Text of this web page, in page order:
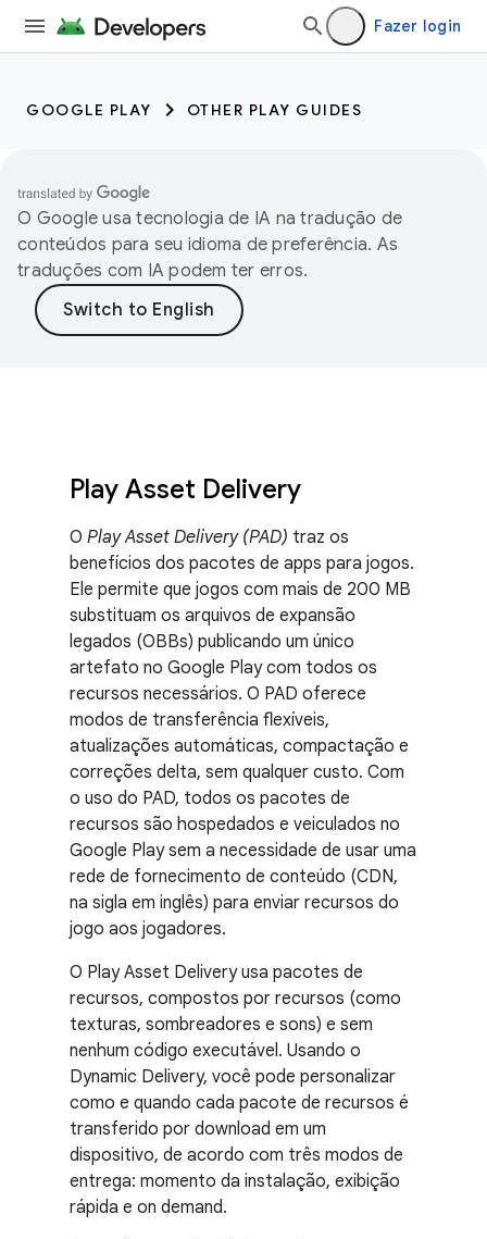
Fazer login
GOOGLE PLAY OTHER PLAY GUIDES
O Google usa tecnologia de IA na tradução de
conteúdos para seu idioma de preferência. As
traduções com IA podem ter erros.
Play Asset Delivery
O Play Asset Delivery (PAD) traz os
benefícios dos pacotes de apps para jogos.
Ele permite que jogos com mais de 200 MB
substituam os arquivos de expansão
legados (OBBs) publicando um único
artefato no Google Play com todos os
recursos necessários. O PAD oferece
modos de transferência flexíveis,
atualizações automáticas, compactação e
correções delta, sem qualquer custo. Com
o uso do PAD, todos os pacotes de
recursos são hospedados e veiculados no
Google Play sem a necessidade de usar uma
rede de fornecimento de conteúdo (CDN,
na sigla em inglês) para enviar recursos do
jogo aos jogadores.
O Play Asset Delivery usa pacotes de
recursos, compostos por recursos (como
texturas, sombreadores e sons) e sem
nenhum código executável. Usando o
Dynamic Delivery, você pode personalizar
como e quando cada pacote de recursos é
transferido por download em um
dispositivo, de acordo com três modos de
entrega: momento da instalação, exibição
rápida e on demand.